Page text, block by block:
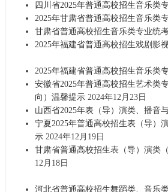
四川省2025年普通高校招生音乐类
2025年甘肃省普通高校招生音乐类
甘肃省普通高校招生音乐类专业统
2025年福建省普通高校招生戏剧影
2025年福建省普通高校招生音乐类
安徽省2025年普通高校招生艺术类
向）温馨提示2024年12月23日
山西省2025年表（导）演类、播音
宁夏2025年普通高校招生表（导）
示2024年12月19日
甘肃省普通高校招生表（导）演类
12月18日
河北省普通高校招生舞蹈类、音乐